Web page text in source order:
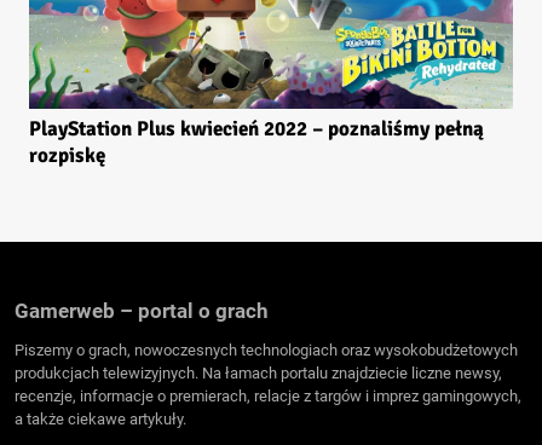
PlayStation Plus kwiecień 2022 – poznaliśmy pełną
rozpiskę
Gamerweb – portal o grach
Piszemy o grach, nowoczesnych technologiach oraz wysokobudżetowych
produkcjach telewizyjnych. Na łamach portalu znajdziecie liczne newsy,
recenzje, informacje o premierach, relacje z targów i imprez gamingowych,
a także ciekawe artykuły.